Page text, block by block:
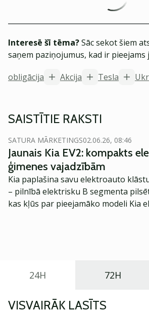
Interesē šī tēma?Sāc sekot šiem
saņem paziņojumus, kad ir pieejams
obligācija
Akcija Tesla
SAISTĪTIE RAKSTI
SATURA MĀRKETINGS02.06.26, 08:46
Jaunais Kia EV2: kompakts
ģimenes vajadzībām
Kia paplašina savu elektroauto
– pilnībā elektrisku B segmenta
kas kļūs par pieejamāko modeli Kia
24H 72H
VISVAIRĀK LASĪTS